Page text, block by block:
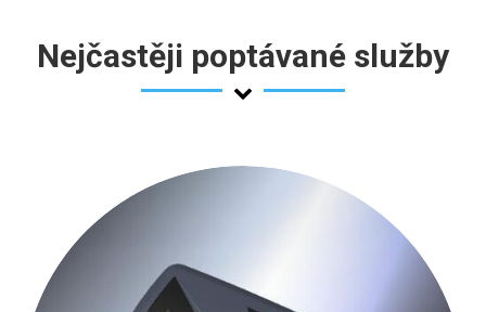
Nejčastěji poptávané služby